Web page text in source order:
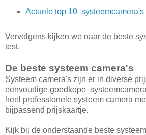
Actuele top 10 systeemcamera's
Vervolgens kijken we naar de beste
test.
De beste systeem camera's
Systeem camera's zijn er in diverse
eenvoudige goedkope
heel professionele systeem camera
bijpassend prijskaartje.
Kijk bij de onderstaande beste